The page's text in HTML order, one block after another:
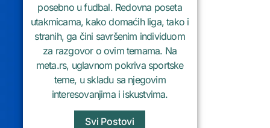
posebno u fudbal. Redovna poseta
utakmicama, kako domaćih liga, tako i
stranih, ga čini savršenim individuom
za razgovor o ovim temama. Na
meta.rs, uglavnom pokriva sportske
teme, u skladu sa njegovim
interesovanjima i iskustvima.
Svi Postovi